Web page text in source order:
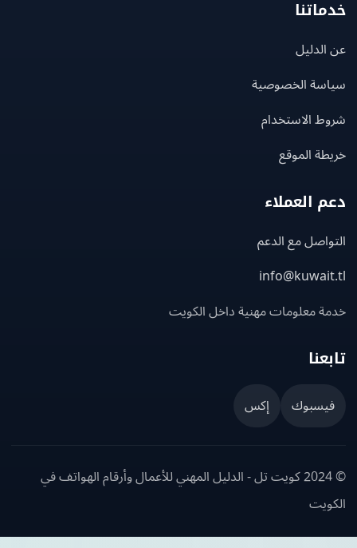
الخصوصية
الاستخدام
الموقع
العملاء
مع الدعم
معلومات مهنية داخل الكويت
إكس
© 2024 كويت تل - الدليل المهني للأعمال وأرقام الهواتف في